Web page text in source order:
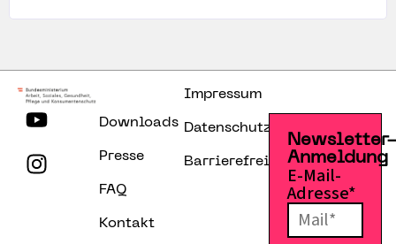
Downloads
Presse
FAQ
Kontakt
Impressum
Datenschutzerklärung
Barrierefreiheitserklärung
Anmeldung
E-Mail-
Adresse*